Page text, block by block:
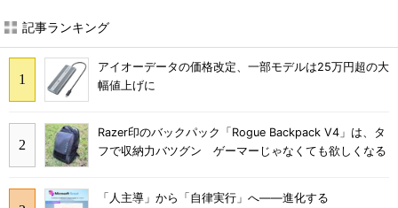
記事ランキング
アイオーデータの価格改定、一部モデルは25万円超の大
幅値上げに
Razer印のバックパック「Rogue Backpack V4」は、タ
フで収納力バツグン ゲーマーじゃなくても欲しくなる
「人主導」から「自律実行」へ――進化する